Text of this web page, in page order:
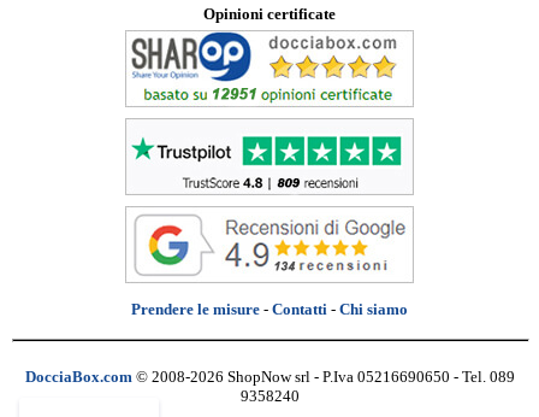
Opinioni certificate
Prendere le misure - Contatti - Chi siamo
DocciaBox.com © 2008-2026 ShopNow srl - P.Iva 05216690650 - Tel. 089
9358240